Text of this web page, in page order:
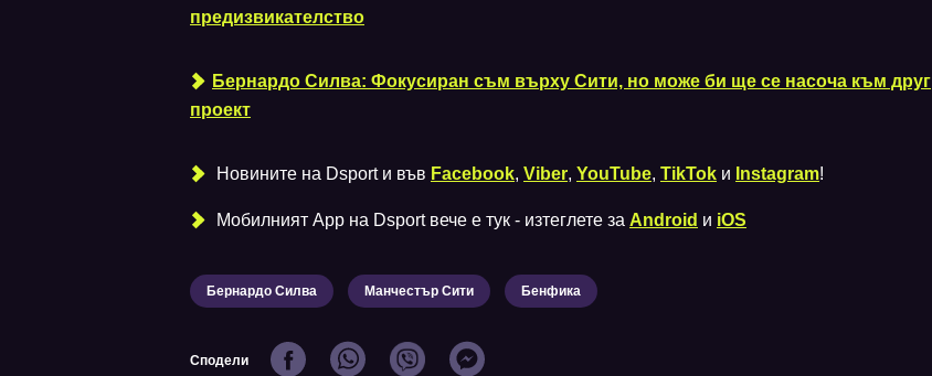
предизвикателство
Бернардо Силва: Фокусиран съм върху Сити, но може би ще се насоча към друг
проект
Новините на Dsport и във Facebook, Viber, YouTube, TikTok и Instagram!
Мобилният Аpp на Dsport вече е тук - изтеглете за Android и iOS
Бернардо Силва Манчестър Сити Бенфика
Сподели